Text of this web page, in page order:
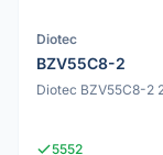
Diotec
BZV55C8-2
Diotec BZV55C8-2
5552